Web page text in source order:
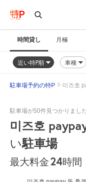
時間貸し 月極
近い特P順 車種
駐車場予約の特P 미즈호
駐車場が50件見つかりまし
미즈호
い駐車場
最大料金24時間